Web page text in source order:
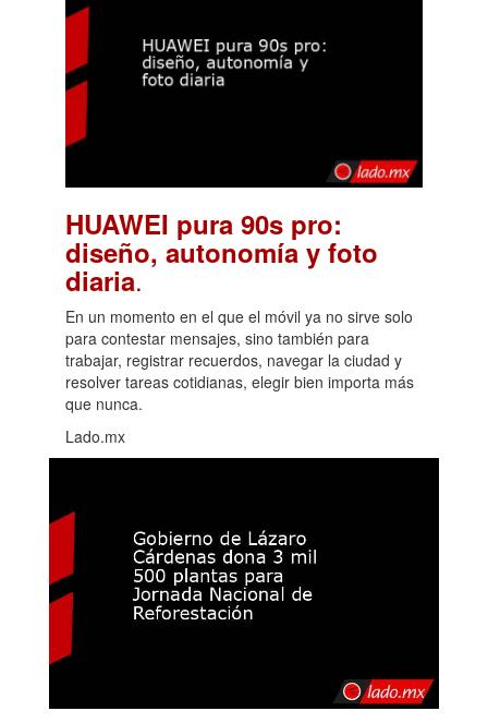
HUAWEI pura 90s pro:
diseño, autonomía y foto
diaria.
En un momento en el que el móvil ya no sirve solo
para contestar mensajes, sino también para
trabajar, registrar recuerdos, navegar la ciudad y
resolver tareas cotidianas, elegir bien importa más
que nunca.
Lado.mx